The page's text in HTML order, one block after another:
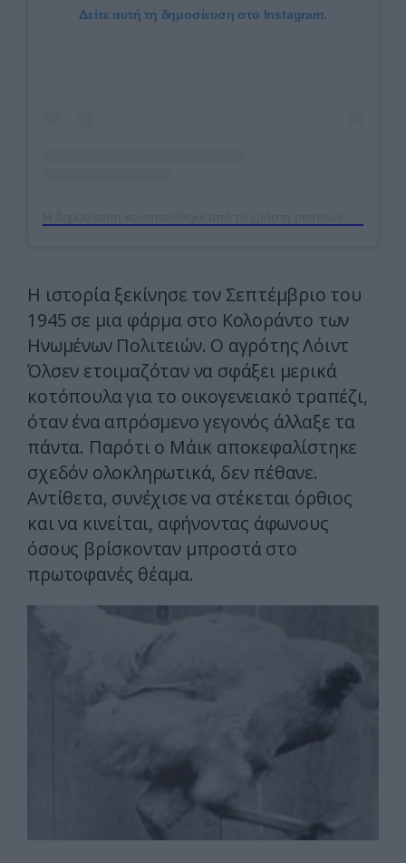
Δείτε αυτή τη δημοσίευση στο Instagram.
Η ιστορία ξεκίνησε τον Σεπτέμβριο του
1945 σε μια φάρμα στο Κολοράντο των
Ηνωμένων Πολιτειών. Ο αγρότης Λόιντ
Όλσεν ετοιμαζόταν να σφάξει μερικά
κοτόπουλα για το οικογενειακό τραπέζι,
όταν ένα απρόσμενο γεγονός άλλαξε τα
πάντα. Παρότι ο Μάικ αποκεφαλίστηκε
σχεδόν ολοκληρωτικά, δεν πέθανε.
Αντίθετα, συνέχισε να στέκεται όρθιος
και να κινείται, αφήνοντας άφωνους
όσους βρίσκονταν μπροστά στο
πρωτοφανές θέαμα.